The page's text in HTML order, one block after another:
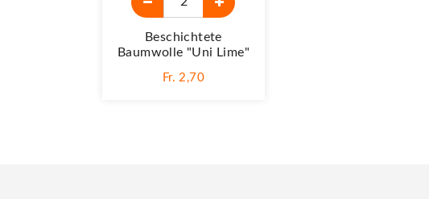
Beschichtete
Baumwolle "Uni Lime"
Fr. 2,70